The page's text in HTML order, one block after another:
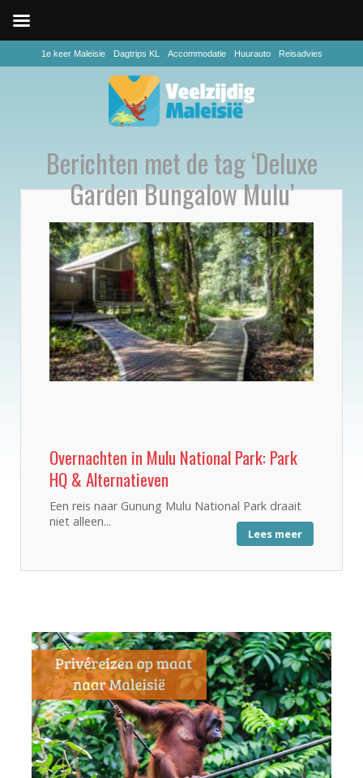
1e keer Maleisie Dagtrips KL Accommodatie Huurauto Reisadvies
Berichten met de tag ‘Deluxe
Garden Bungalow Mulu’
Overnachten in Mulu National Park: Park
HQ & Alternatieven
Een reis naar Gunung Mulu National Park draait
niet alleen...
Lees meer